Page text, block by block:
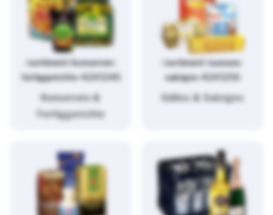
/sortiment/konserven-
fertiggerichte-4261245
Konserven &
Fertiggerichte
/sortiment/suesses-
salziges-4261255
Süßes & Salziges